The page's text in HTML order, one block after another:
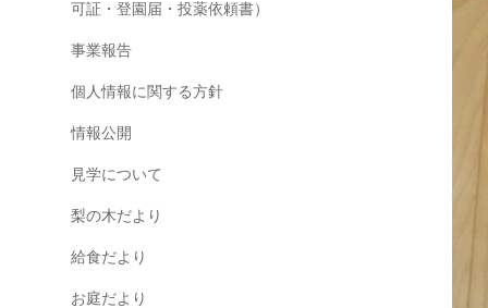
可証・登園届・投薬依頼書）
事業報告
個人情報に関する方針
情報公開
見学について
梨の木だより
給食だより
お庭だより